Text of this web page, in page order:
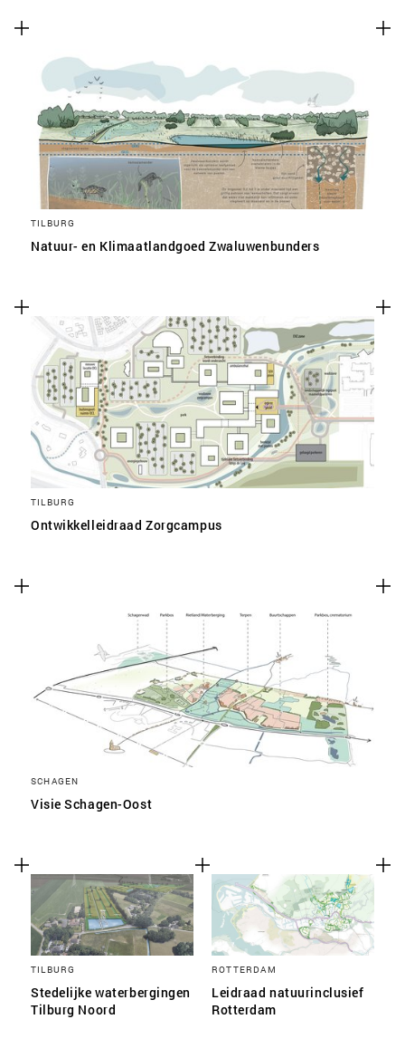
TILBURG
Natuur- en Klimaatlandgoed Zwaluwenbunders
TILBURG
Ontwikkelleidraad Zorgcampus
SCHAGEN
Visie Schagen-Oost
TILBURG
Stedelijke waterbergingen
Tilburg Noord
ROTTERDAM
Leidraad natuurinclusief
Rotterdam